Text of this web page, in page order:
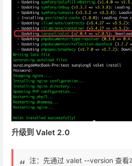
升级到 Valet 2.0
注：先通过 valet --version 查看